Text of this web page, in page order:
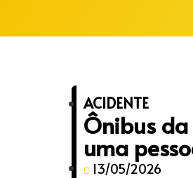
ACIDENTE
Ônibus
uma
13/05/2026